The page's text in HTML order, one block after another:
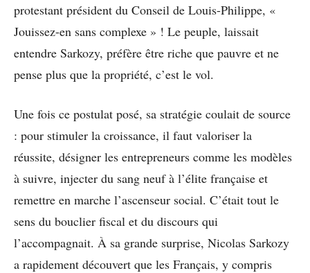
protestant président du Conseil de Louis-Philippe, «
Jouissez-en sans complexe » ! Le peuple, laissait
entendre Sarkozy, préfère être riche que pauvre et ne
pense plus que la propriété, c’est le vol.
Une fois ce postulat posé, sa stratégie coulait de source
: pour stimuler la croissance, il faut valoriser la
réussite, désigner les entrepreneurs comme les modèles
à suivre, injecter du sang neuf à l’élite française et
remettre en marche l’ascenseur social. C’était tout le
sens du bouclier fiscal et du discours qui
l’accompagnait. À sa grande surprise, Nicolas Sarkozy
a rapidement découvert que les Français, y compris